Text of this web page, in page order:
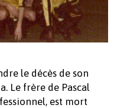
le décès de son
Le frère de Pascal
est mort